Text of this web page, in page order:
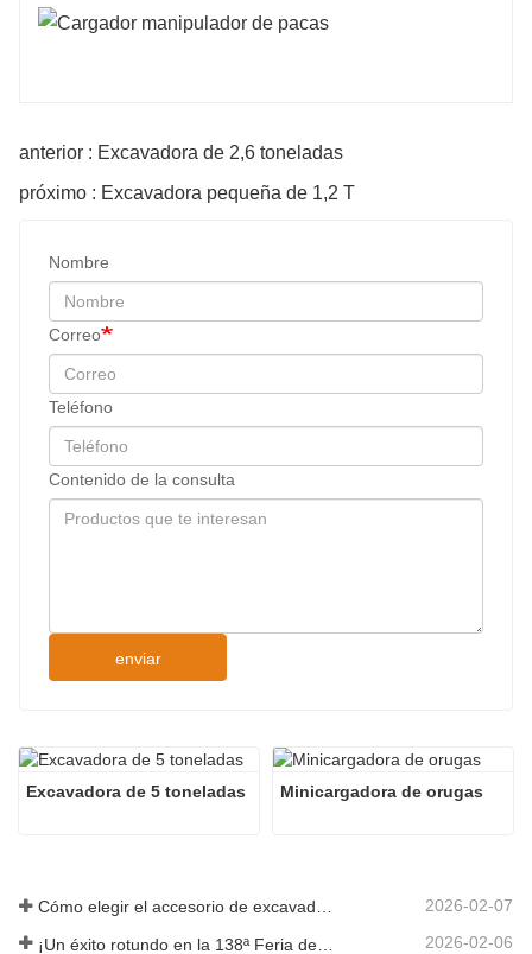
anterior : Excavadora de 2,6 toneladas
próximo : Excavadora pequeña de 1,2 T
Nombre
Correo
Teléfono
Contenido de la consulta
enviar
Excavadora de 5 toneladas Minicargadora de orugas
Cómo elegir el accesorio de excavadora adecuado para trabajos de excavación y nivelación 2026-02-07
2026-02-06